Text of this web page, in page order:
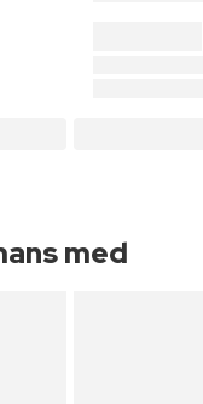
med